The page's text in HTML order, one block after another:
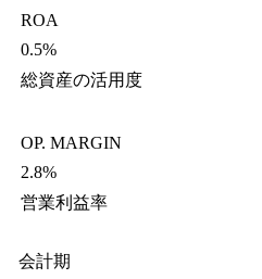
ROA
0.5%
総資産の活用度
OP. MARGIN
2.8%
営業利益率
会計期